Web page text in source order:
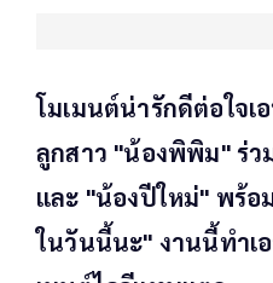
โมเมนต์น่ารักดีต่อใจ
ลูกสาว "น้องพิพิม" ร่
และ "น้องปีใหม่" พร้
ในวันนี้นะ" งานนี้ทำเ